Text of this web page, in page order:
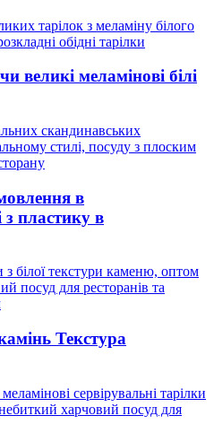
великі меламінові білі
в
з пластику в
Текстура